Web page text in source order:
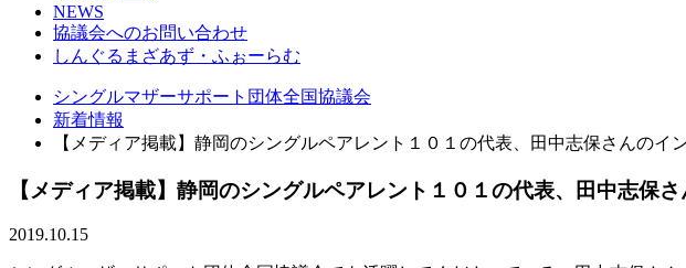
NEWS
協議会へのお問い合わせ
しんぐるまざあず・ふぉーらむ
シングルマザーサポート団体全国協議会
新着情報
【メディア掲載】静岡のシングルペアレント１０１の代表、田中志保さんのイ
【メディア掲載】静岡のシングルペアレント１０１の代表、田中志保
2019.10.15